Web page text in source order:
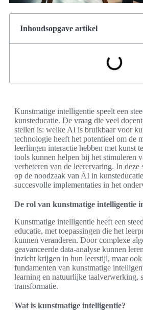
Inhoudsopgave artikel
Kunstmatige intelligentie speelt een
kunsteducatie. De vraag die veel
stellen is: welke AI is bruikbaar voor
technologie heeft het potentieel om de
leerlingen interactie hebben met kunst
tools kunnen helpen bij het stimuleren
verbeteren van de leerervaring. In deze
op de noodzaak van AI in
succesvolle implementaties in het
De rol van kunstmatige intelligentie
Kunstmatige intelligentie heeft een
educatie, met toepassingen die het
kunnen veranderen. Door complexe
geavanceerde data-analyse kunnen
inzicht krijgen in hun leerstijl, maar
fundamenten van kunstmatige
learning en natuurlijke taalverwerking,
transformatie.
Wat is kunstmatige intelligentie?